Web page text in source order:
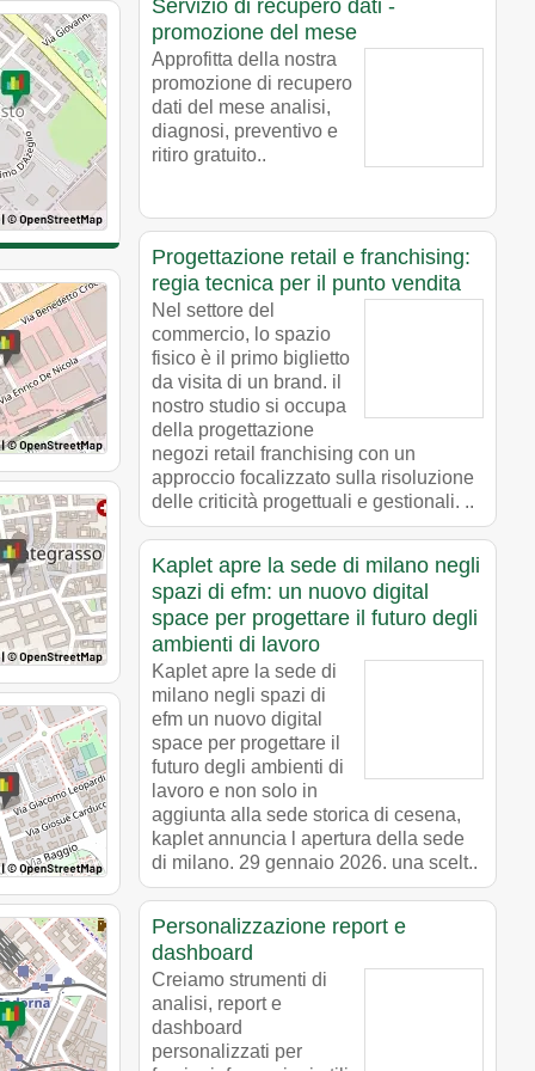
Servizio di recupero dati -
promozione del mese
Approfitta della nostra
promozione di recupero
dati del mese analisi,
diagnosi, preventivo e
ritiro gratuito..
Progettazione retail e franchising:
regia tecnica per il punto vendita
Nel settore del
commercio, lo spazio
fisico è il primo biglietto
da visita di un brand. il
nostro studio si occupa
della progettazione
negozi retail franchising con un
approccio focalizzato sulla risoluzione
delle criticità progettuali e gestionali. ..
Kaplet apre la sede di milano negli
spazi di efm: un nuovo digital
space per progettare il futuro degli
ambienti di lavoro
Kaplet apre la sede di
milano negli spazi di
efm un nuovo digital
space per progettare il
futuro degli ambienti di
lavoro e non solo in
aggiunta alla sede storica di cesena,
kaplet annuncia l apertura della sede
di milano. 29 gennaio 2026. una scelt..
Personalizzazione report e
dashboard
Creiamo strumenti di
analisi, report e
dashboard
personalizzati per